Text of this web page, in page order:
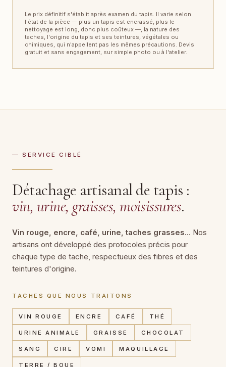
Le prix définitif s'établit après examen du tapis. Il varie selon
l'état de la pièce — plus un tapis est encrassé, plus le
nettoyage est long, donc plus coûteux —, la nature des
taches, l'origine du tapis et ses teintures, végétales ou
chimiques, qui n'appellent pas les mêmes précautions. Devis
gratuit et sans engagement, sur simple photo ou à l'atelier.
— SERVICE CIBLÉ
Détachage artisanal de tapis :
vin, urine, graisses, moisissures.
Vin rouge, encre, café, urine, taches grasses… Nos
artisans ont développé des protocoles précis pour
chaque type de tache, respectueux des fibres et des
teintures d'origine.
TACHES QUE NOUS TRAITONS
VIN ROUGE ENCRE CAFÉ THÉ
URINE ANIMALE GRAISSE CHOCOLAT
SANG CIRE VOMI MAQUILLAGE
TERRE / BOUE